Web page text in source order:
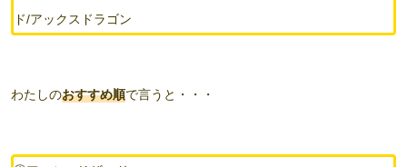
ド/アックスドラゴン
わたしのおすすめ順で言うと・・・